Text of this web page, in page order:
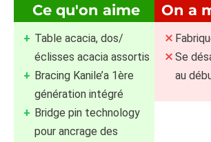
Ce qu'on aime
Table acacia, dos/
éclisses acacia assortis
Bracing Kanile’a 1ère
génération intégré
Bridge pin technology
pour ancrage des
On a
Se
au